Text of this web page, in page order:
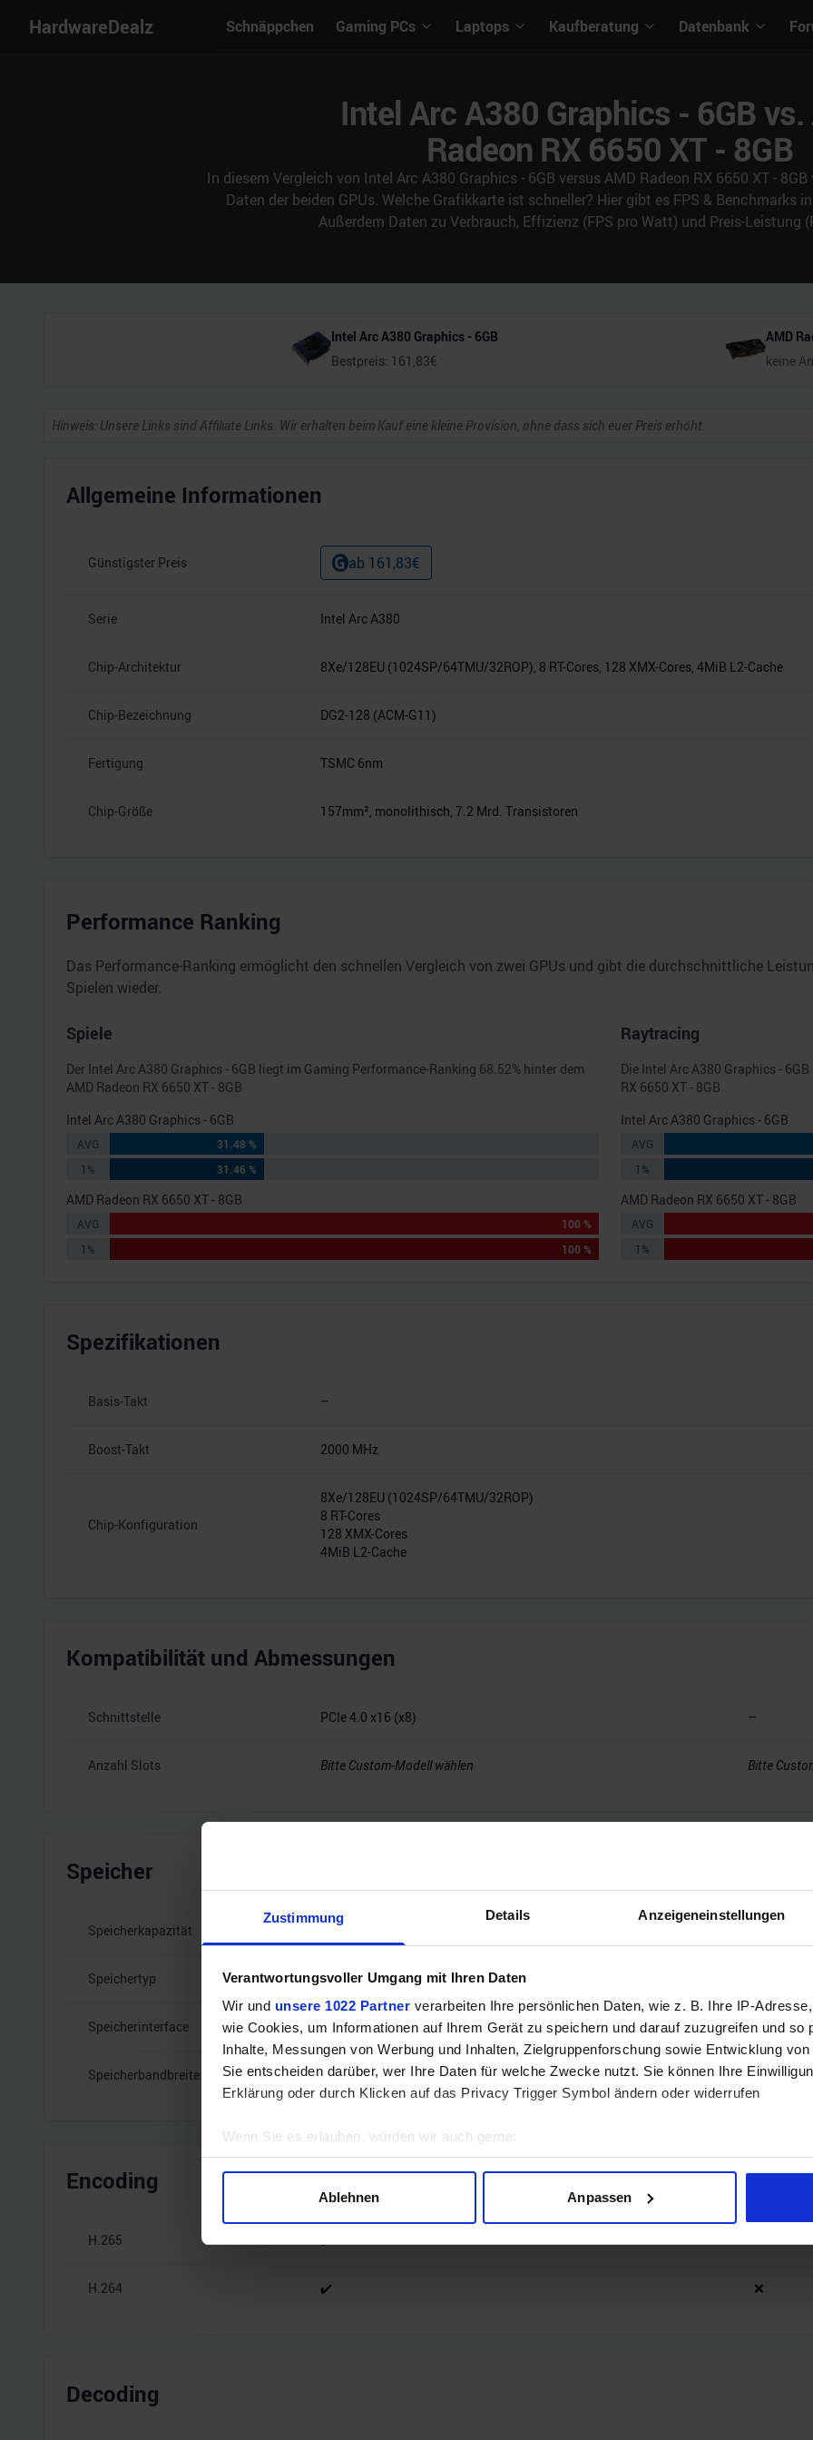
Zustimmung Details Anzeigeneinstellungen
Verantwortungsvoller Umgang mit Ihren Daten
Wir und unsere 1022 Partner verarbeiten Ihre persönlichen Daten, wie z. B. Ihre IP-
wie Cookies, um Informationen auf Ihrem Gerät zu speichern und darauf zuzugreifen und so
Inhalte, Messungen von Werbung und Inhalten, Zielgruppenforschung sowie Entwicklung
Sie entscheiden darüber, wer Ihre Daten für welche Zwecke nutzt. Sie können Ihre
Erklärung oder durch Klicken auf das Privacy Trigger Symbol ändern oder widerrufen
Wenn Sie es erlauben, würden wir auch gerne:
Informationen über Ihre geografische Lage erfassen, welche bis auf einige Meter genau
Erfahren Sie mehr darüber, wie Ihre persönlichen Daten verarbeitet werden, und legen Sie
und die Zugriffe auf unsere Website zu analysieren. Außerdem geben wir Informationen zu
Ablehnen Anpassen
HardwareDealz Schnäppchen Gaming PCs Laptops Kaufberatung Datenbank
Intel Arc A380 Graphics - 6GB vs.
Radeon RX 6650 XT - 8GB
In diesem Vergleich von Intel Arc A380 Graphics - 6GB versus AMD Radeon RX 6650 XT -
Daten der beiden GPUs. Welche Grafikkarte ist schneller? Hier gibt es FPS & Benchmarks
Außerdem Daten zu Verbrauch, Effizienz (FPS pro Watt) und Preis-Leistung
Intel Arc A380 Graphics - 6GB
Bestpreis: 161,83€
AMD
keine
Hinweis: Unsere Links sind Affiliate Links. Wir erhalten beim Kauf eine kleine Provision, ohne dass sich euer Preis erhöht.
Allgemeine Informationen
Günstigster Preis ab 161,83€
Serie Intel Arc A380
Chip-Architektur 8Xe/128EU (1024SP/64TMU/32ROP), 8 RT-Cores, 128 XMX-Cores, 4MiB L2-Cache
Chip-Bezeichnung DG2-128 (ACM-G11)
Fertigung TSMC 6nm
Chip-Größe 157mm², monolithisch, 7.2 Mrd. Transistoren
Performance Ranking
Das Performance-Ranking ermöglicht den schnellen Vergleich von zwei GPUs und gibt die durchschnittliche
Spielen wieder.
Spiele
Der Intel Arc A380 Graphics - 6GB liegt im Gaming Performance-Ranking 68.52% hinter dem
AMD Radeon RX 6650 XT - 8GB
Intel Arc A380 Graphics - 6GB
AVG
31.48 %
1%
31.46 %
AMD Radeon RX 6650 XT - 8GB
AVG
100 %
1%
100 %
Raytracing
Die Intel Arc A380 Graphics - 6GB
RX 6650 XT - 8GB
Intel Arc A380 Graphics - 6GB
AVG
1%
AMD Radeon RX 6650 XT - 8GB
AVG
1%
Spezifikationen
Basis-Takt –
Boost-Takt 2000 MHz
Chip-Konfiguration
8Xe/128EU (1024SP/64TMU/32ROP)
8 RT-Cores
128 XMX-Cores
4MiB L2-Cache
Kompatibilität und Abmessungen
Schnittstelle PCIe 4.0 x16 (x8) –
Anzahl Slots Bitte Custom-Modell wählen Bitte
Speicher
Speicherkapazität 6 GB
Speichertyp GDDR6
Speicherinterface 96
Speicherbandbreite 15.5 Gbps
Encoding
H.265 ✔️ ❌
H.264 ✔️ ❌
Decoding